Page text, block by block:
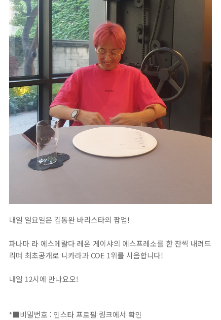
내일 일요일은 김동완 바리스타의 팝업!⁣
파나마 라 에스메랄다 레온 게이샤의 에스프레소를 한 잔씩 내려드
리며 최초공개로 니카라과 COE 1위를 시음합니다!⁣
내일 12시에 만나요오!⁣
*■비밀번호 : 인스타 프로필 링크에서 확인⁣⁣⁣⁣⁣⁣⁣⁣⁣⁣⁣⁣⁣⁣⁣⁣⁣⁣⁣⁣⁣⁣⁣⁣⁣⁣⁣⁣⁣⁣⁣⁣⁣⁣⁣⁣⁣⁣⁣⁣⁣⁣⁣⁣⁣⁣⁣⁣⁣⁣⁣⁣⁣⁣⁣⁣⁣⁣⁣⁣⁣⁣⁣⁣⁣⁣⁣⁣⁣⁣⁣⁣⁣⁣⁣⁣⁣⁣⁣⁣⁣⁣⁣⁣⁣⁣⁣⁣⁣⁣